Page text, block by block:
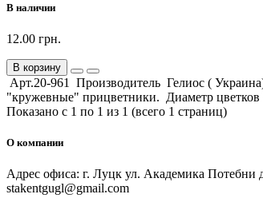
В наличии
12.00 грн.
В корзину
Арт.20-961 Производитель Гелиос (
"кружевные" прицветники. Диаметр цветков
Показано с 1 по 1 из 1 (всего 1 страниц)
О компании
Адрес офиса: г. Луцк ул. Академика Потебни
stakentgugl@gmail.com